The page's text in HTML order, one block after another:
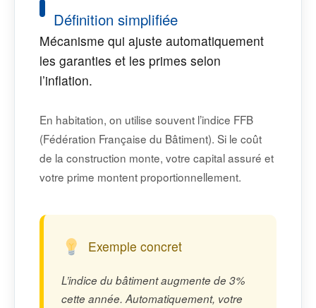
Définition simplifiée
Mécanisme qui ajuste automatiquement
les garanties et les primes selon
l’inflation.
En habitation, on utilise souvent l’indice FFB
(Fédération Française du Bâtiment). Si le coût
de la construction monte, votre capital assuré et
votre prime montent proportionnellement.
Exemple concret
L’indice du bâtiment augmente de 3%
cette année. Automatiquement, votre